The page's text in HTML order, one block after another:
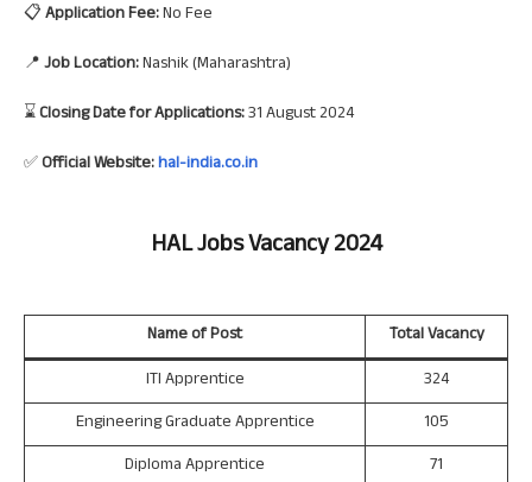
📋Application Fee:No Fee
📍Job Location:Nashik (Maharashtra)
⌛Closing Date for Applications:31 August 2024
✅Official Website:hal-india.co.in
HAL Jobs Vacancy 2024
Name of Post
Total Vacancy
ITI Apprentice
324
Engineering Graduate Apprentice
105
Diploma Apprentice
71